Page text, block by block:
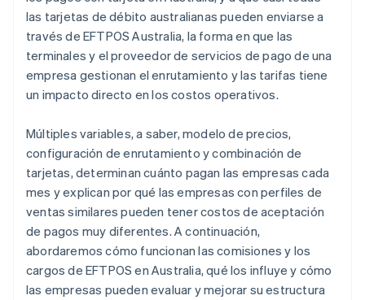
las tarjetas de débito australianas pueden enviarse a
través de EFTPOS Australia, la forma en que las
terminales y el proveedor de servicios de pago de una
empresa gestionan el enrutamiento y las tarifas tiene
un impacto directo en los costos operativos.
Múltiples variables, a saber, modelo de precios,
configuración de enrutamiento y combinación de
tarjetas, determinan cuánto pagan las empresas cada
mes y explican por qué las empresas con perfiles de
ventas similares pueden tener costos de aceptación
de pagos muy diferentes. A continuación,
abordaremos cómo funcionan las comisiones y los
cargos de EFTPOS en Australia, qué los influye y cómo
las empresas pueden evaluar y mejorar su estructura